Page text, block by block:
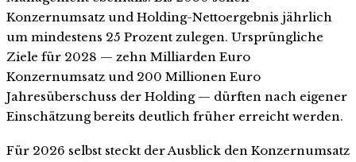
Konzernumsatz und Holding-Nettoergebnis jährlich
um mindestens 25 Prozent zulegen. Ursprüngliche
Ziele für 2028 — zehn Milliarden Euro
Konzernumsatz und 200 Millionen Euro
Jahresüberschuss der Holding — dürften nach eigener
Einschätzung bereits deutlich früher erreicht werden.
Für 2026 selbst steckt der Ausblick den Konzernumsatz